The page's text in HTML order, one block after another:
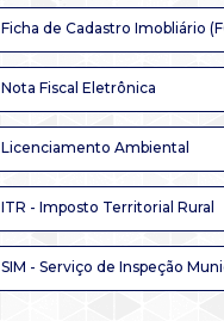
Ficha de Cadastro Imobliário
Nota Fiscal Eletrônica
Licenciamento Ambiental
ITR - Imposto Territorial Rural
SIM - Serviço de Inspeção